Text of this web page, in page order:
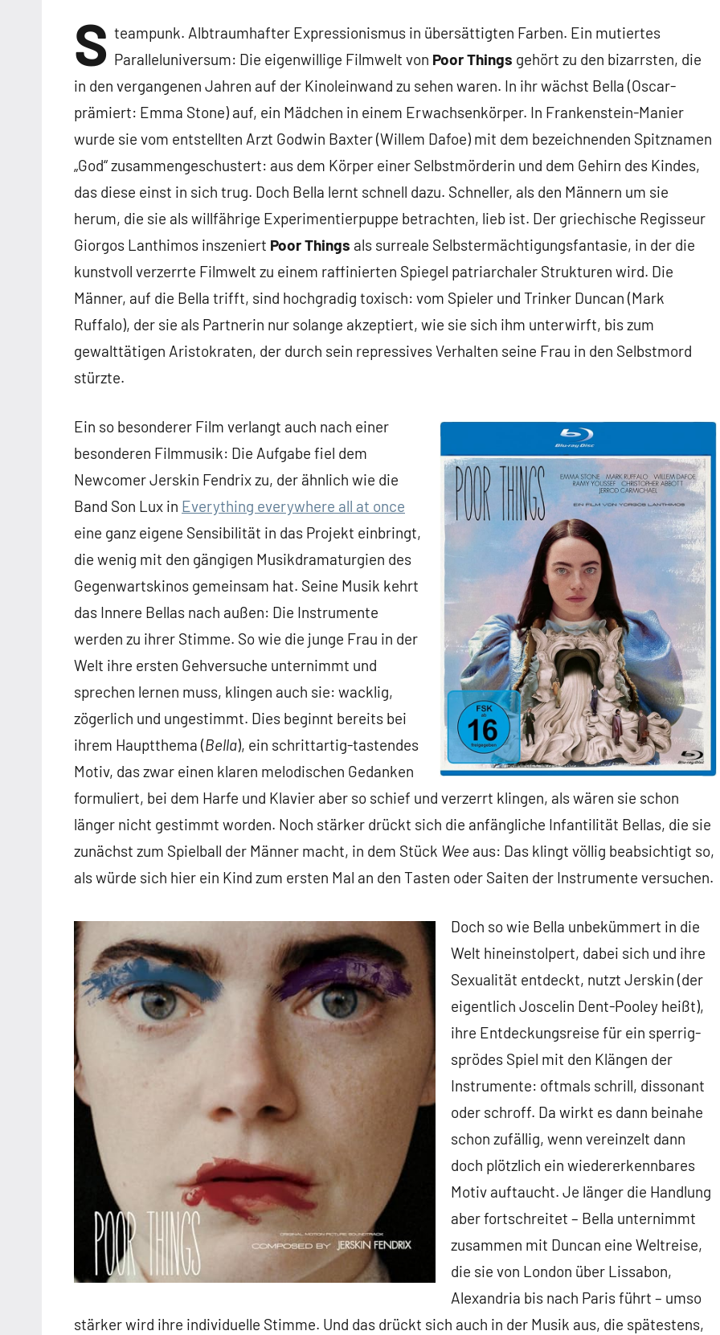
S teampunk. Albtraumhafter Expressionismus in übersättigten Farben. Ein mutiertes
Paralleluniversum: Die eigenwillige Filmwelt von Poor Things gehört zu den bizarrsten, die
in den vergangenen Jahren auf der Kinoleinwand zu sehen waren. In ihr wächst Bella (Oscar-
prämiert: Emma Stone) auf, ein Mädchen in einem Erwachsenkörper. In Frankenstein-Manier
wurde sie vom entstellten Arzt Godwin Baxter (Willem Dafoe) mit dem bezeichnenden Spitznamen
„God“ zusammengeschustert: aus dem Körper einer Selbstmörderin und dem Gehirn des Kindes,
das diese einst in sich trug. Doch Bella lernt schnell dazu. Schneller, als den Männern um sie
herum, die sie als willfährige Experimentierpuppe betrachten, lieb ist. Der griechische Regisseur
Giorgos Lanthimos inszeniert Poor Things als surreale Selbstermächtigungsfantasie, in der die
kunstvoll verzerrte Filmwelt zu einem raffinierten Spiegel patriarchaler Strukturen wird. Die
Männer, auf die Bella trifft, sind hochgradig toxisch: vom Spieler und Trinker Duncan (Mark
Ruffalo), der sie als Partnerin nur solange akzeptiert, wie sie sich ihm unterwirft, bis zum
gewalttätigen Aristokraten, der durch sein repressives Verhalten seine Frau in den Selbstmord
stürzte.
Ein so besonderer Film verlangt auch nach einer
besonderen Filmmusik: Die Aufgabe fiel dem
Newcomer Jerskin Fendrix zu, der ähnlich wie die
Band Son Lux in Everything everywhere all at once
eine ganz eigene Sensibilität in das Projekt einbringt,
die wenig mit den gängigen Musikdramaturgien des
Gegenwartskinos gemeinsam hat. Seine Musik kehrt
das Innere Bellas nach außen: Die Instrumente
werden zu ihrer Stimme. So wie die junge Frau in der
Welt ihre ersten Gehversuche unternimmt und
sprechen lernen muss, klingen auch sie: wacklig,
zögerlich und ungestimmt. Dies beginnt bereits bei
ihrem Hauptthema (Bella), ein schrittartig-tastendes
Motiv, das zwar einen klaren melodischen Gedanken
formuliert, bei dem Harfe und Klavier aber so schief und verzerrt klingen, als wären sie schon
länger nicht gestimmt worden. Noch stärker drückt sich die anfängliche Infantilität Bellas, die sie
zunächst zum Spielball der Männer macht, in dem Stück Wee aus: Das klingt völlig beabsichtigt so,
als würde sich hier ein Kind zum ersten Mal an den Tasten oder Saiten der Instrumente versuchen.
Doch so wie Bella unbekümmert in die
Welt hineinstolpert, dabei sich und ihre
Sexualität entdeckt, nutzt Jerskin (der
eigentlich Joscelin Dent-Pooley heißt),
ihre Entdeckungsreise für ein sperrig-
sprödes Spiel mit den Klängen der
Instrumente: oftmals schrill, dissonant
oder schroff. Da wirkt es dann beinahe
schon zufällig, wenn vereinzelt dann
doch plötzlich ein wiedererkennbares
Motiv auftaucht. Je länger die Handlung
aber fortschreitet – Bella unternimmt
zusammen mit Duncan eine Weltreise,
die sie von London über Lissabon,
Alexandria bis nach Paris führt – umso
stärker wird ihre individuelle Stimme. Und das drückt sich auch in der Musik aus, die spätestens,